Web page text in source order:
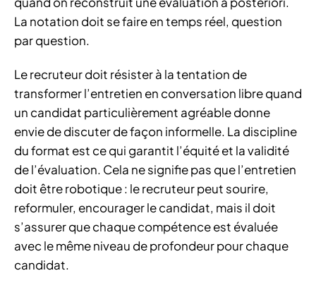
La notation doit se faire en temps réel, question
par question.
Le recruteur doit résister à la tentation de
transformer l’entretien en conversation libre quand
un candidat particulièrement agréable donne
envie de discuter de façon informelle. La discipline
du format est ce qui garantit l’équité et la validité
de l’évaluation. Cela ne signifie pas que l’entretien
doit être robotique : le recruteur peut sourire,
reformuler, encourager le candidat, mais il doit
s’assurer que chaque compétence est évaluée
avec le même niveau de profondeur pour chaque
candidat.